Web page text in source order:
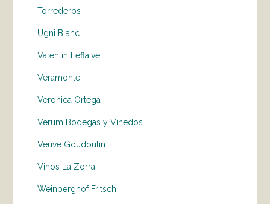
Torrederos
Ugni Blanc
Valentin Leflaive
Veramonte
Veronica Ortega
Verum Bodegas y Vinedos
Veuve Goudoulin
Vinos La Zorra
Weinberghof Fritsch